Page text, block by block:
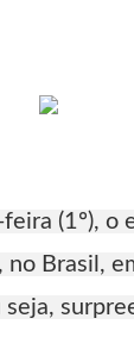
(1º), o
Brasil,